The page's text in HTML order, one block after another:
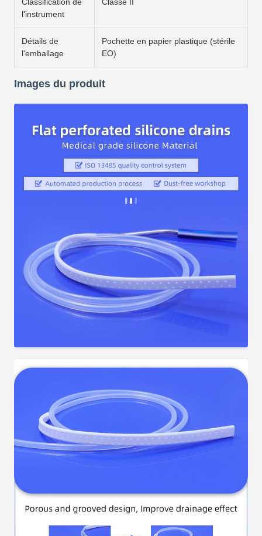
l'instrument
Détails de
l'emballage
Pochette en papier plastique (stérile
EO)
Images du produit